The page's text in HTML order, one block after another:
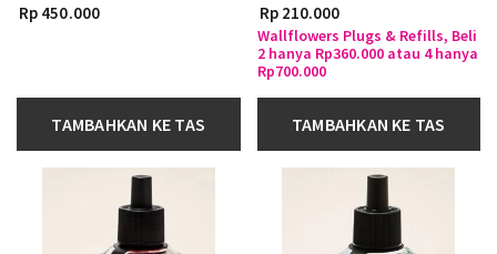
Rp 450.000
TAMBAHKAN KE TAS
Rp 210.000
Wallflowers Plugs & Refills, Beli
2 hanya Rp360.000 atau 4 hanya
Rp700.000
TAMBAHKAN KE TAS